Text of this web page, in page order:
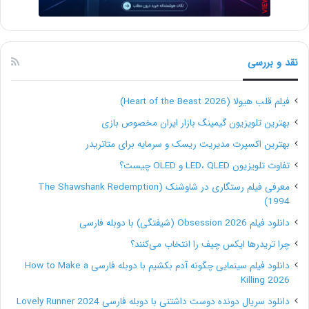
سایت‌های فریلنسری مثلپارس فریلنسر به اشتراک بگذارید.
از رایگان کار کردن نترسید!
شما وقتی که نمونه کار داشته باشید، می‌توانید
را به مشتریان ارائه دهید. اما یادتان باشد که شما یک
گرافیست آماتور هستید. بنابراین نمی‌توانید در سفارش‌های
اولیۀ خودتان از مشتری‌ها هزینه‌های گزاف و غیرمعقول
دریافت کنید. مسئله در اینجا کاملاً برعکس است. شما
می‌خواهید تجربۀ کار با مشتریان مختلف و تحویل دادن به
موقع سفارش‌ها را تمرین کنید. بنابراین در روزها و ماه‌های
اول کارتان به جای تلاش برای ثروتمند شدن سریع، سعی
نقد و بررسی
فیلم قلب هیولا (Heart of the Beast 2026)
بهترین تلویزیون گیمینگ بازار ایران مخصوص بازی
بهترین اکسپرت مدیریت ریسک و سرمایه برای متاتریدر
تفاوت تلویزیون LED، QLED و OLED چیست؟
معرفی فیلم رستگاری در شاوشنک (The Shawshank Redemption
1994)
دانلود فیلم Obsession 2026 (شیفتگی) با دوبله فارسی
چرا تریدرها ایکس چیف را انتخاب می‌کنند؟
دانلود فیلم سینمایی چگونه آدم بکشیم با دوبله فارسی How to Make a
Killing 2026
دانلود سریال دونده دوست داشتنی با دوبله فارسی Lovely Runner 2024